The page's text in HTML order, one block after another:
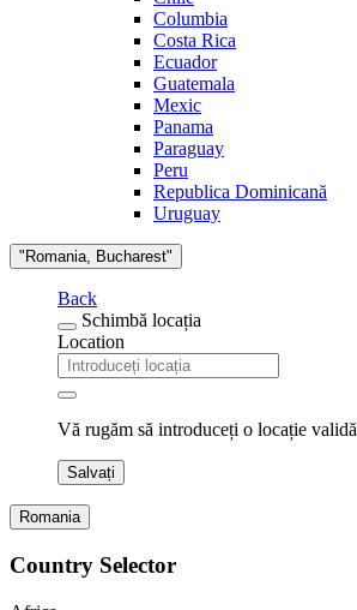
Columbia
Costa Rica
Ecuador
Guatemala
Mexic
Panama
Paraguay
Peru
Republica Dominicană
Uruguay
"Romania, Bucharest"
Back
Schimbă locația
Location
Vă rugăm să introduceți o locație validă
Salvați
Romania
Country Selector